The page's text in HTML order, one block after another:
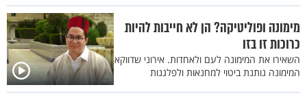
מימונה ופוליטיקה? הן לא חייבות להיות
כרוכות זו בזו
השאירו את המימונה לעם ולאחדות. אירוני שדווקא
המימונה נותנת ביטוי למחנאות ולפלגנות